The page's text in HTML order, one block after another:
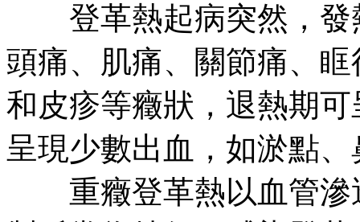
登革熱起病突然，發
頭痛、肌痛、關節痛、
和皮疹等癥狀，退熱期
呈現少數出血，如淤
重癥登革熱以血管滲